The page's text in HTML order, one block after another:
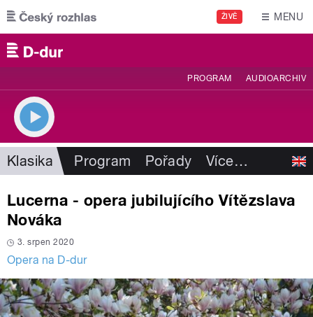
Přejít k hlavnímu obsahu
ŽIVĚ MENU
PROGRAM AUDIOARCHIV
Klasika Program Pořady Více…
Lucerna - opera jubilujícího Vítězslava
Nováka
3. srpen 2020
Opera na D-dur